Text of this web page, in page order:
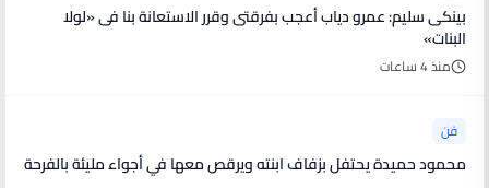
بينكى سليم: عمرو دياب أعجب بفرقتى وقرر الاستعانة بنا فى «لولا
البنات»
منذ 4 ساعات
فن
محمود حميدة يحتفل بزفاف ابنته ويرقص معها في أجواء مليئة بالفرحة